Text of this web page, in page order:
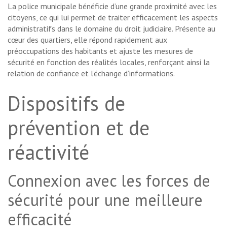
La police municipale bénéficie d’une grande proximité avec les
citoyens, ce qui lui permet de traiter efficacement les aspects
administratifs dans le domaine du droit judiciaire. Présente au
cœur des quartiers, elle répond rapidement aux
préoccupations des habitants et ajuste les mesures de
sécurité en fonction des réalités locales, renforçant ainsi la
relation de confiance et l’échange d’informations.
Dispositifs de
prévention et de
réactivité
Connexion avec les forces de
sécurité pour une meilleure
efficacité